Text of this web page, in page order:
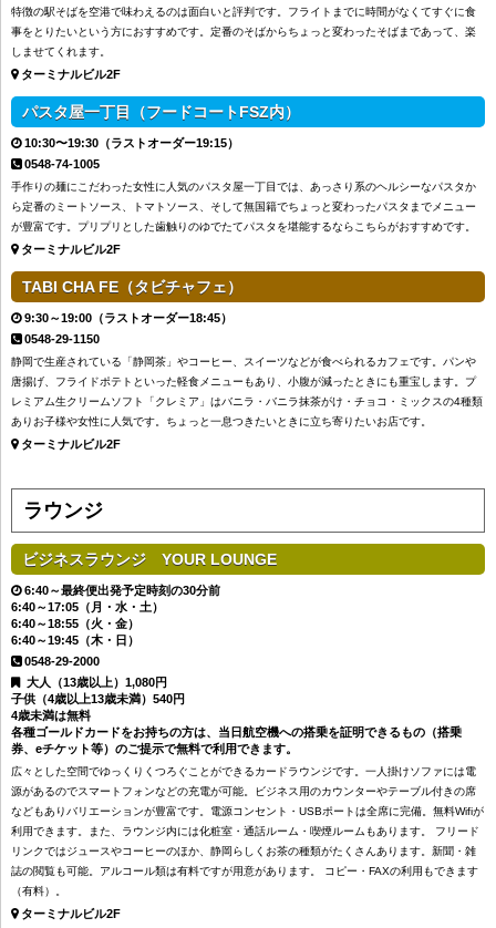
特徴の駅そばを空港で味わえるのは面白いと評判です。フライトまでに時間がなくてすぐに食
事をとりたいという方におすすめです。定番のそばからちょっと変わったそばまであって、楽
しませてくれます。
ターミナルビル2F
パスタ屋一丁目（フードコートFSZ内）
10:30〜19:30（ラストオーダー19:15）
0548-74-1005
手作りの麺にこだわった女性に人気のパスタ屋一丁目では、あっさり系のヘルシーなパスタか
ら定番のミートソース、トマトソース、そして無国籍でちょっと変わったパスタまでメニュー
が豊富です。プリプリとした歯触りのゆでたてパスタを堪能するならこちらがおすすめです。
ターミナルビル2F
TABI CHA FE（タビチャフェ）
9:30～19:00（ラストオーダー18:45）
0548-29-1150
静岡で生産されている「静岡茶」やコーヒー、スイーツなどが食べられるカフェです。パンや
唐揚げ、フライドポテトといった軽食メニューもあり、小腹が減ったときにも重宝します。プ
レミアム生クリームソフト「クレミア」はバニラ・バニラ抹茶がけ・チョコ・ミックスの4種類
ありお子様や女性に人気です。ちょっと一息つきたいときに立ち寄りたいお店です。
ターミナルビル2F
ラウンジ
ビジネスラウンジ YOUR LOUNGE
6:40～最終便出発予定時刻の30分前
6:40～17:05（月・水・土）
6:40～18:55（火・金）
6:40～19:45（木・日）
0548-29-2000
大人（13歳以上）1,080円
子供（4歳以上13歳未満）540円
4歳未満は無料
各種ゴールドカードをお持ちの方は、当日航空機への搭乗を証明できるもの（搭乗
券、eチケット等）のご提示で無料で利用できます。
広々とした空間でゆっくりくつろぐことができるカードラウンジです。一人掛けソファには電
源があるのでスマートフォンなどの充電が可能。ビジネス用のカウンターやテーブル付きの席
などもありバリエーションが豊富です。電源コンセント・USBポートは全席に完備。無料Wifiが
利用できます。また、ラウンジ内には化粧室・通話ルーム・喫煙ルームもあります。 フリード
リンクではジュースやコーヒーのほか、静岡らしくお茶の種類がたくさんあります。新聞・雑
誌の閲覧も可能。アルコール類は有料ですが用意があります。 コピー・FAXの利用もできます
（有料）。
ターミナルビル2F